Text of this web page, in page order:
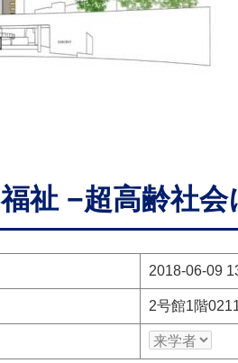
祉 −超高齢社会
2018-06-09
2号館1階